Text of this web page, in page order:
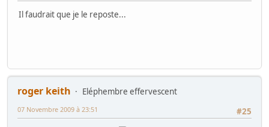
Il faudrait que je le reposte...
roger keith
Eléphembre effervescent
#25
07 Novembre 2009 à 23:51